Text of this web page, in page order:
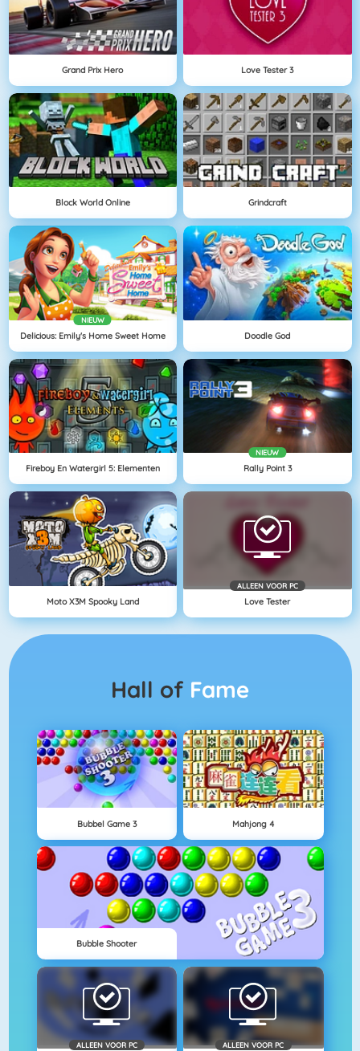
Grand Prix Hero Love Tester 3
Block World Online Grindcraft
NIEUW
Delicious: Emily's Home Sweet Home Doodle God
Fireboy En Watergirl 5: Elementen
NIEUW
Rally Point 3
Moto X3M Spooky Land
ALLEEN VOOR PC
Love Tester
Hall of Fame
Bubbel Game 3 Mahjong 4
Bubble Shooter
ALLEEN VOOR PC ALLEEN VOOR PC